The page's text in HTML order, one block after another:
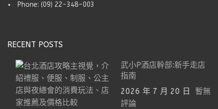
Phone: (09) 22-348-003
RECENT POSTS
武小P酒店幹部:新手走店
指南
2026 年 7 月 20 日
暫無
評論